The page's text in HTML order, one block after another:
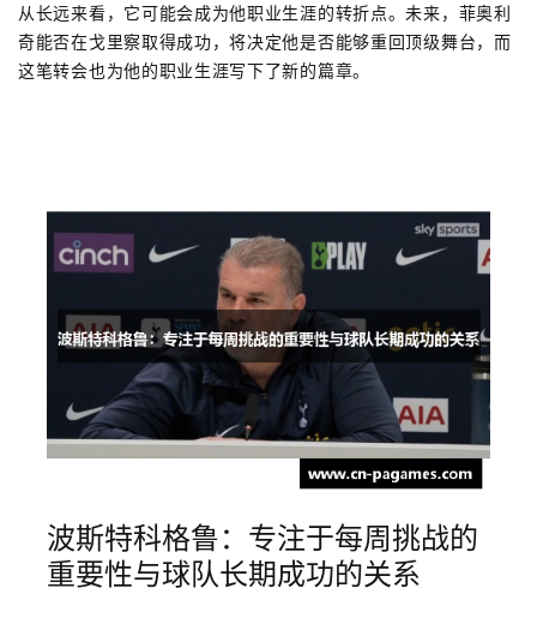
从长远来看，它可能会成为他职业生涯的转折点。未来，菲奥利
奇能否在戈里察取得成功，将决定他是否能够重回顶级舞台，而
这笔转会也为他的职业生涯写下了新的篇章。
波斯特科格鲁：专注于每周挑战的
重要性与球队长期成功的关系